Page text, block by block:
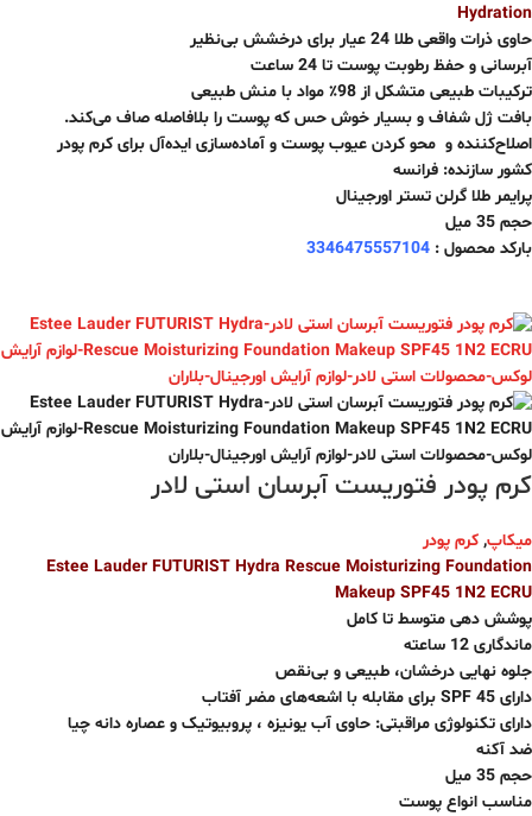
Hydration
حاوی ذرات واقعی طلا 24 عیار برای درخشش بی‌نظیر
آبرسانی و حفظ رطوبت پوست تا 24 ساعت
ترکیبات طبیعی متشکل از 98٪ مواد با منش طبیعی
بافت ژل شفاف و بسیار خوش حس که پوست را بلافاصله صاف می‌کند.
اصلاح‌کننده و محو کردن عیوب پوست و آماده‌سازی ایده‌آل برای کرم پودر
کشور سازنده: فرانسه
پرایمر طلا گرلن تستر اورجینال
حجم 35 میل
بارکد محصول : 3346475557104
کرم پودر فتوریست آبرسان استی لادر
میکاپ, کرم پودر
Estee Lauder FUTURIST Hydra Rescue Moisturizing Foundation
Makeup SPF45 1N2 ECRU
پوشش دهی متوسط تا کامل
ماندگاری 12 ساعته
جلوه نهایی درخشان، طبیعی و بی‌نقص
دارای SPF 45 برای مقابله با اشعه‌های مضر آفتاب
دارای تکنولوژی مراقبتی: حاوی آب یونیزه ، پروبیوتیک و عصاره دانه چیا
ضد آکنه
حجم 35 میل
مناسب انواع پوست